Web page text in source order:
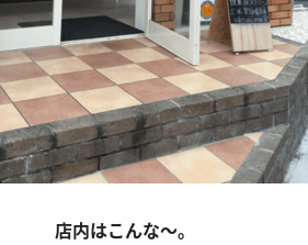
店内はこんな～。